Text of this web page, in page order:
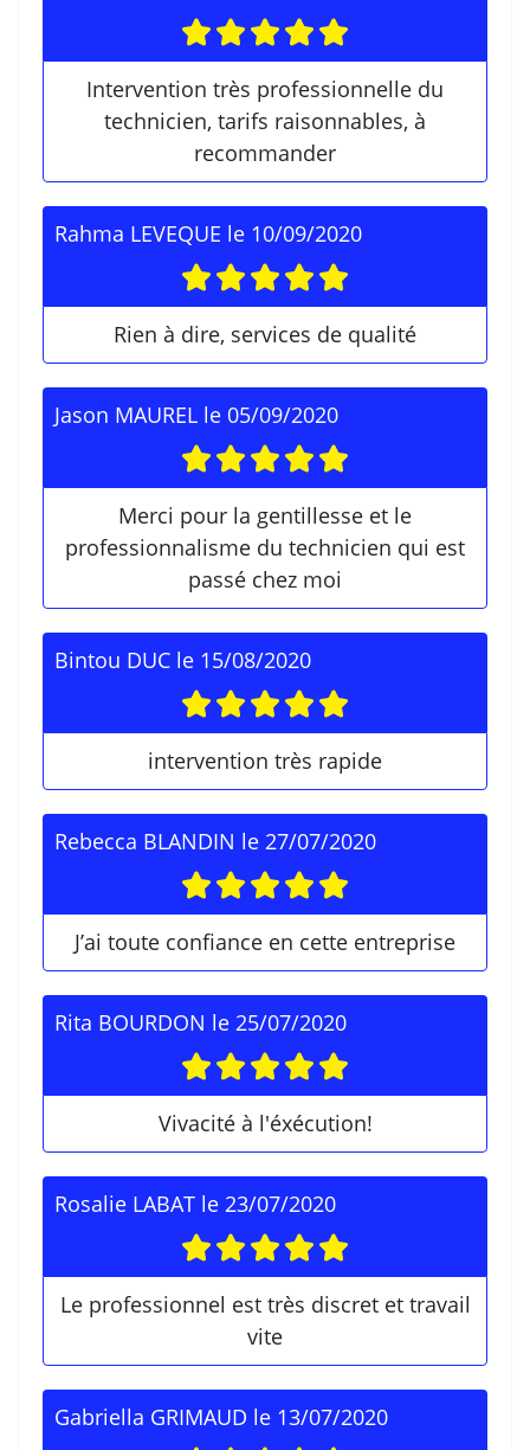
Intervention très professionnelle du
technicien, tarifs raisonnables, à
recommander
Rahma LEVEQUE le 10/09/2020
Rien à dire, services de qualité
Jason MAUREL le 05/09/2020
Merci pour la gentillesse et le
professionnalisme du technicien qui est
passé chez moi
Bintou DUC le 15/08/2020
intervention très rapide
Rebecca BLANDIN le 27/07/2020
J’ai toute confiance en cette entreprise
Rita BOURDON le 25/07/2020
Vivacité à l'éxécution!
Rosalie LABAT le 23/07/2020
Le professionnel est très discret et travail
vite
Gabriella GRIMAUD le 13/07/2020